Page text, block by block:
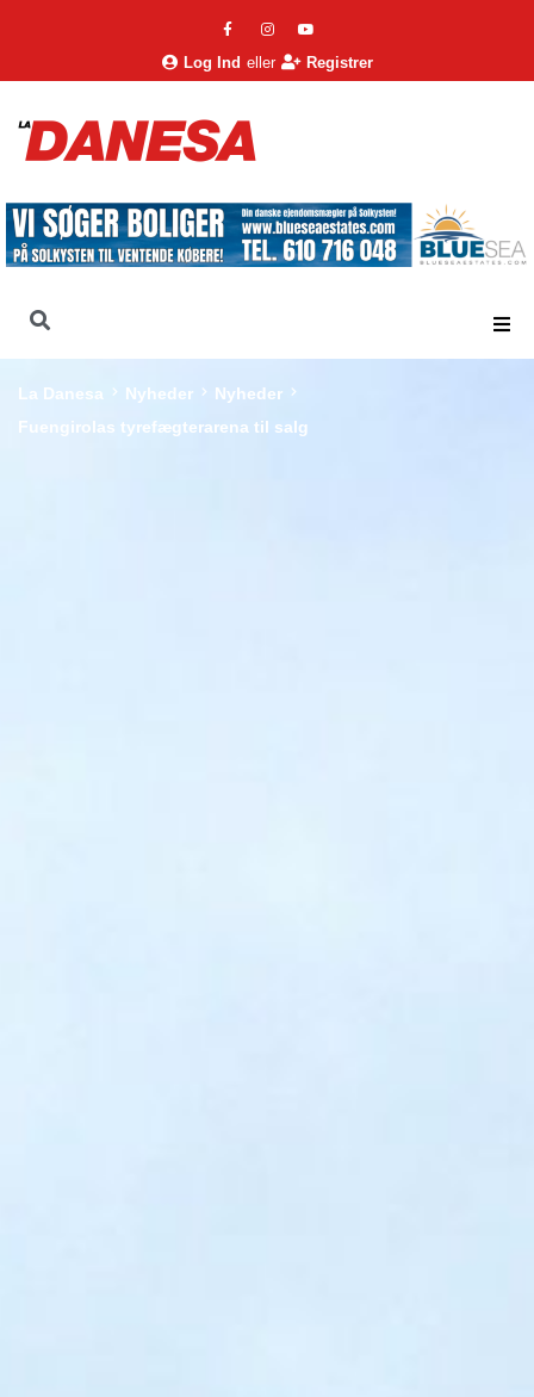
Log Ind eller Registrer
La Danesa Nyheder
Nyheder
Fuengirolas tyrefægterarena til salg